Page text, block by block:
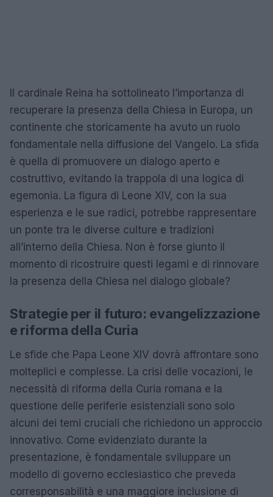
Il cardinale Reina ha sottolineato l’importanza di
recuperare la presenza della Chiesa in Europa, un
continente che storicamente ha avuto un ruolo
fondamentale nella diffusione del Vangelo. La sfida
è quella di promuovere un dialogo aperto e
costruttivo, evitando la trappola di una logica di
egemonia. La figura di Leone XIV, con la sua
esperienza e le sue radici, potrebbe rappresentare
un ponte tra le diverse culture e tradizioni
all’interno della Chiesa. Non è forse giunto il
momento di ricostruire questi legami e di rinnovare
la presenza della Chiesa nel dialogo globale?
Strategie per il futuro: evangelizzazione
e riforma della Curia
Le sfide che Papa Leone XIV dovrà affrontare sono
molteplici e complesse. La crisi delle vocazioni, le
necessità di riforma della Curia romana e la
questione delle periferie esistenziali sono solo
alcuni dei temi cruciali che richiedono un approccio
innovativo. Come evidenziato durante la
presentazione, è fondamentale sviluppare un
modello di governo ecclesiastico che preveda
corresponsabilità e una maggiore inclusione di